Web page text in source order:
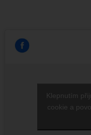
Klepnutím
cookie a